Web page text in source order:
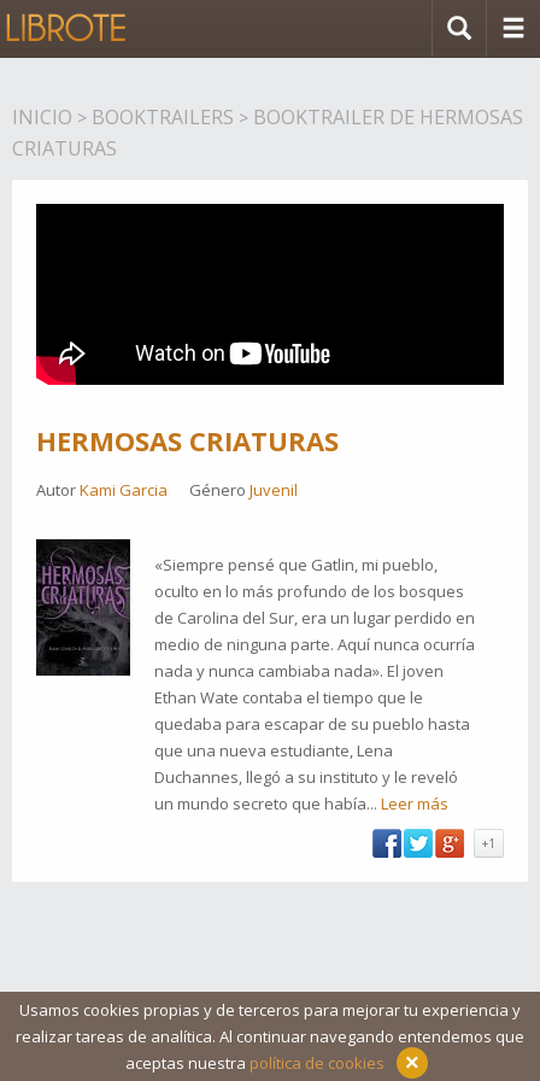
Usamos cookies propias y de terceros para mejorar tu experiencia y
realizar tareas de analítica. Al continuar navegando entendemos que
aceptas nuestra política de cookies ×
INICIO > BOOKTRAILERS > BOOKTRAILER DE HERMOSAS
CRIATURAS
HERMOSAS CRIATURAS
AutorKami Garcia Género Juvenil
«Siempre pensé que Gatlin, mi pueblo,
oculto en lo más profundo de los bosques
de Carolina del Sur, era un lugar perdido en
medio de ninguna parte. Aquí nunca ocurría
nada y nunca cambiaba nada». El joven
Ethan Wate contaba el tiempo que le
quedaba para escapar de su pueblo hasta
que una nueva estudiante, Lena
Duchannes, llegó a su instituto y le reveló
un mundo secreto que había... Leer más
+1
Aviso legal